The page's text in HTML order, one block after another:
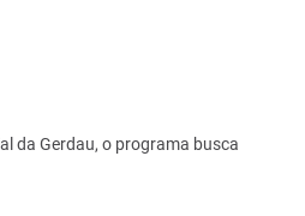
da Gerdau, o programa busca